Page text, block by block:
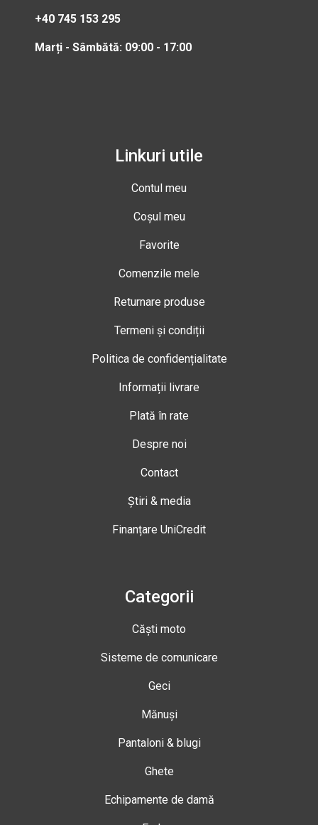
+40 745 153 295
Marți - Sâmbătă: 09:00 - 17:00
Linkuri utile
Contul meu
Coșul meu
Favorite
Comenzile mele
Returnare produse
Termeni și condiții
Politica de confidențialitate
Informații livrare
Plată în rate
Despre noi
Contact
Știri & media
Finanțare UniCredit
Categorii
Căști moto
Sisteme de comunicare
Geci
Mănuși
Pantaloni & blugi
Ghete
Echipamente de damă